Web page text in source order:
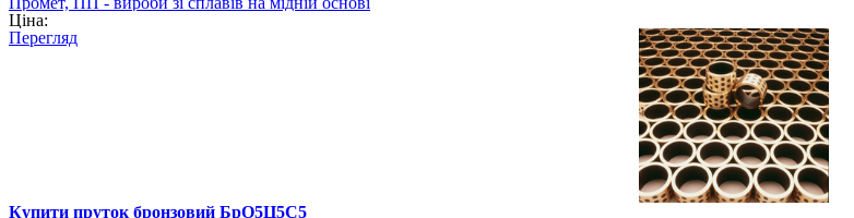
Ціна:
Перегляд
Купити пруток бронзовий БрО5Ц5С5